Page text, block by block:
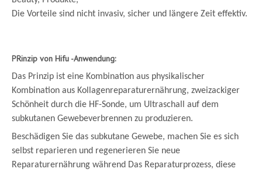
Die Vorteile sind nicht invasiv, sicher und längere Zeit effektiv.
PRinzip von Hifu -Anwendung:
Das Prinzip ist eine Kombination aus physikalischer
Kombination aus Kollagenreparaturernährung, zweizackiger
Schönheit durch die HF-Sonde, um Ultraschall auf dem
subkutanen Gewebeverbrennen zu produzieren.
Beschädigen Sie das subkutane Gewebe, machen Sie es sich
selbst reparieren und regenerieren Sie neue
Reparaturernährung während Das Reparaturprozess, diese